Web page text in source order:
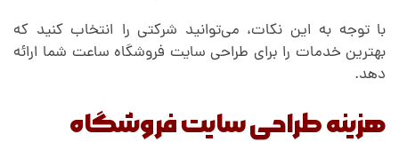
با توجه به این نکات، می‌توانید شرکتی را انتخاب کنید که
بهترین خدمات را برای طراحی سایت فروشگاه ساعت شما ارائه
دهد.
هزینه طراحی سایت فروشگاه